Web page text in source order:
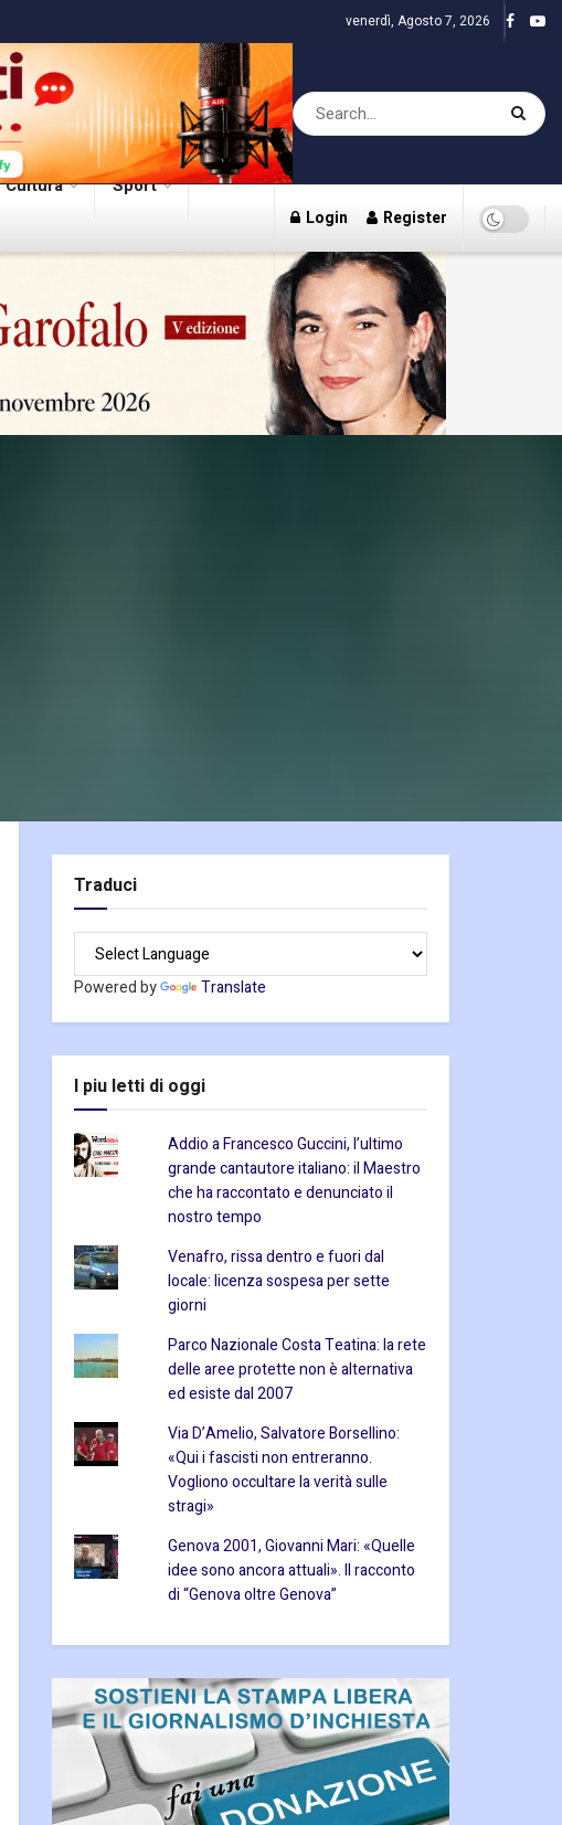
venerdì, Agosto 7, 2026
Cultura Sport
Login Register
Traduci
Powered by Translate
I piu letti di oggi
Addio a Francesco Guccini, l’ultimo
grande cantautore italiano: il Maestro
che ha raccontato e denunciato il
nostro tempo
Venafro, rissa dentro e fuori dal
locale: licenza sospesa per sette
giorni
Parco Nazionale Costa Teatina: la rete
delle aree protette non è alternativa
ed esiste dal 2007
Via D’Amelio, Salvatore Borsellino:
«Qui i fascisti non entreranno.
Vogliono occultare la verità sulle
stragi»
Genova 2001, Giovanni Mari: «Quelle
idee sono ancora attuali». Il racconto
di “Genova oltre Genova”